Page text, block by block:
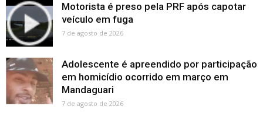
Motorista é preso pela PRF após capotar
veículo em fuga
7 de agosto de 2026
Adolescente é apreendido por participação
em homicídio ocorrido em março em
Mandaguari
7 de agosto de 2026